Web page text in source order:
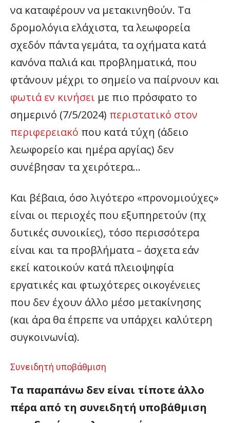
να καταφέρουν να μετακινηθούν. Τα
δρομολόγια ελάχιστα, τα λεωφορεία
σχεδόν πάντα γεμάτα, τα οχήματα κατά
κανόνα παλιά και προβληματικά, που
φτάνουν μέχρι το σημείο να παίρνουν και
φωτιά εν κινήσει με πιο πρόσφατο το
σημερινό (7/5/2024) περιστατικό στον
περιφερειακό που κατά τύχη (άδειο
λεωφορείο και ημέρα αργίας) δεν
συνέβησαν τα χειρότερα…
Και βέβαια, όσο λιγότερο «προνομιούχες»
είναι οι περιοχές που εξυπηρετούν (πχ
δυτικές συνοικίες), τόσο περισσότερα
είναι και τα προβλήματα – άσχετα εάν
εκεί κατοικούν κατά πλειοψηφία
εργατικές και φτωχότερες οικογένειες
που δεν έχουν άλλο μέσο μετακίνησης
(και άρα θα έπρεπε να υπάρχει καλύτερη
συγκοινωνία).
Συνειδητή υποβάθμιση
Τα παραπάνω δεν είναι τίποτε άλλο
πέρα από τη συνειδητή υποβάθμιση